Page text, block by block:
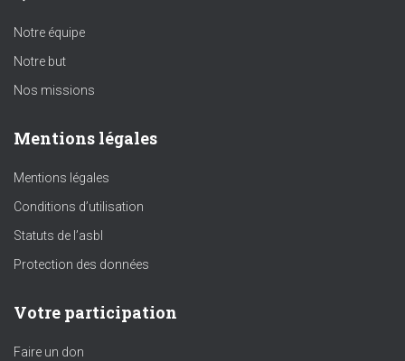
Notre équipe
Notre but
Nos missions
Mentions légales
Mentions légales
Conditions d’utilisation
Statuts de l’asbl
Protection des données
Votre participation
Faire un don